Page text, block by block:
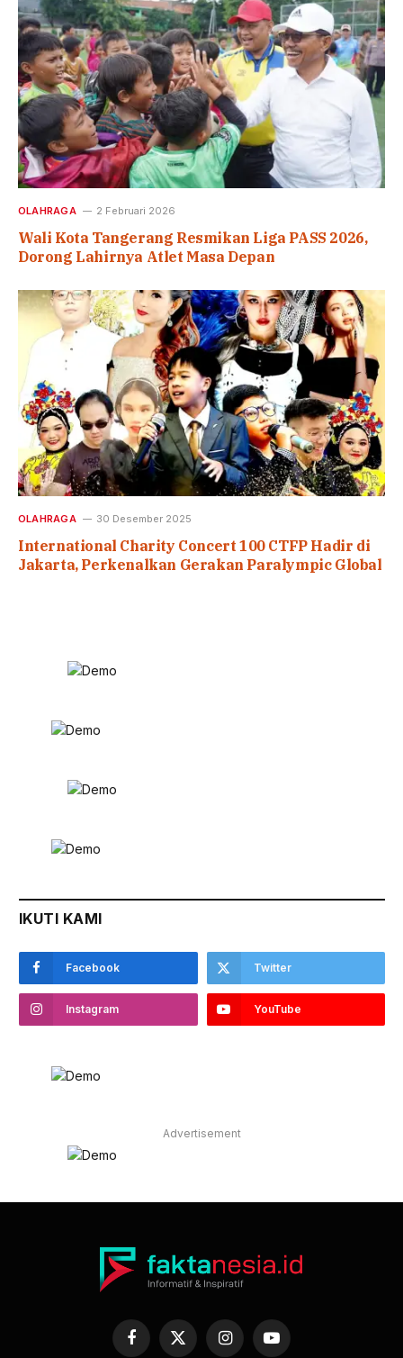
OLAHRAGA 2 Februari 2026
Wali Kota Tangerang Resmikan Liga PASS 2026,
Dorong Lahirnya Atlet Masa Depan
OLAHRAGA 30 Desember 2025
International Charity Concert 100 CTFP Hadir di
Jakarta, Perkenalkan Gerakan Paralympic Global
IKUTI KAMI
Facebook Twitter
Instagram YouTube
Advertisement
Facebook
X
InstagramYouTube